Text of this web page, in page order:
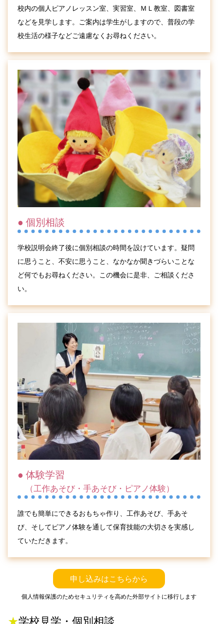
校内の個人ピアノレッスン室、実習室、ＭＬ教室、図書室
などを見学します。ご案内は学生がしますので、普段の学
校生活の様子などご遠慮なくお尋ねください。
● 個別相談
学校説明会終了後に個別相談の時間を設けています。疑問
に思うこと、不安に思うこと、なかなか聞きづらいことな
ど何でもお尋ねください。この機会に是非、ご相談くださ
い。
● 体験学習
（工作あそび・手あそび・ピアノ体験）
誰でも簡単にできるおもちゃ作り、工作あそび、手あそ
び、そしてピアノ体験を通して保育技能の大切さを実感し
ていただきます。
申し込みはこちらから
個人情報保護のためセキュリティを高めた外部サイトに移行します
★学校見学・個別相談